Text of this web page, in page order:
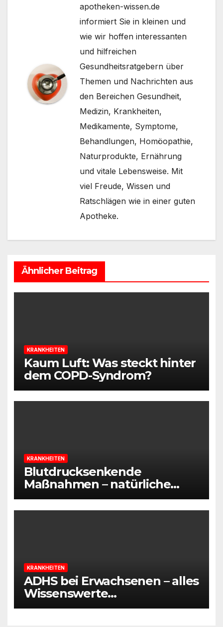
apotheken-wissen.de
informiert Sie in kleinen und
wie wir hoffen interessanten
und hilfreichen
Gesundheitsratgebern über
Themen und Nachrichten aus
den Bereichen Gesundheit,
Medizin, Krankheiten,
Medikamente, Symptome,
Behandlungen, Homöopathie,
Naturprodukte, Ernährung
und vitale Lebensweise. Mit
viel Freude, Wissen und
Ratschlägen wie in einer guten
Apotheke.
Ähnlicher Beitrag
KRANKHEITEN
Kaum Luft: Was steckt hinter
dem COPD-Syndrom?
KRANKHEITEN
Blutdrucksenkende
Maßnahmen – natürliche
Wege, um Bluthochdruck zu
regulieren
KRANKHEITEN
ADHS bei Erwachsenen – alles
Wissenswerte
zusammengefasst